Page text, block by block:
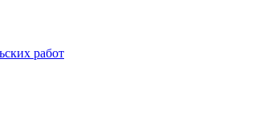
работ